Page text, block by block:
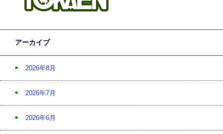
アーカイブ
2026年8月
2026年7月
2026年6月